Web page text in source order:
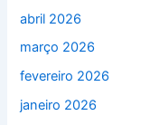
abril 2026
março 2026
fevereiro 2026
janeiro 2026